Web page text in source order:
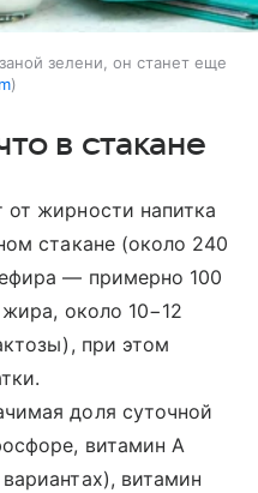
зелени, он станет еще
в стакане
от жирности напитка
стакане (около 240
— примерно 100
около 10−12
при этом
доля суточной
витамин A
витамин